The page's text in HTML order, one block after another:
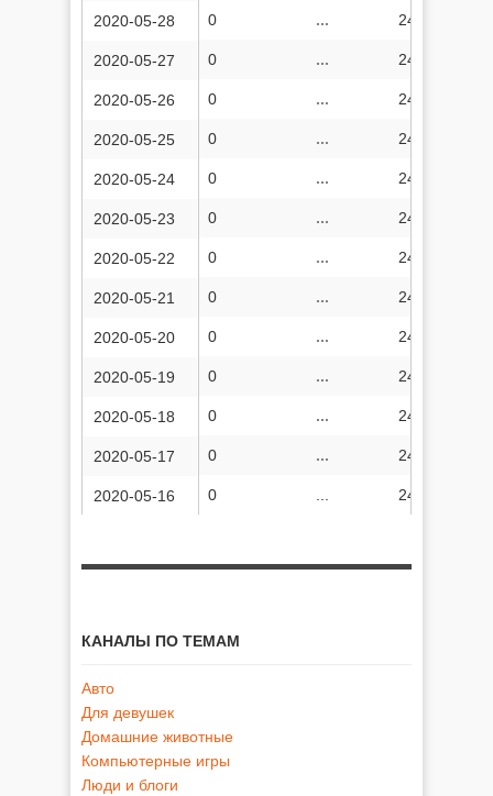
0 ... 24 951 418
0 ... 24 943 562
0 ... 24 935 363
0 ... 24 925 500
0 ... 24 915 833
0 ... 24 907 408
0 ... 24 898 079
0 ... 24 887 266
0 ... 24 878 305
0 ... 24 868 849
0 ... 24 859 703
0 ... 24 851 702
0 ... 24 844 400
2020-05-28
2020-05-27
2020-05-26
2020-05-25
2020-05-24
2020-05-23
2020-05-22
2020-05-21
2020-05-20
2020-05-19
2020-05-18
2020-05-17
2020-05-16
КАНАЛЫ ПО ТЕМАМ
Авто
Для девушек
Домашние животные
Компьютерные игры
Люди и блоги